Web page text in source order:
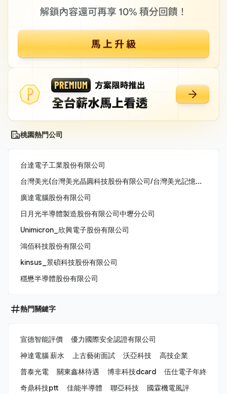
桃園熱門公司
台達電子工業股份有限公司
台灣美光(台灣美光晶圓科技股份有限公司/台灣美光記憶體股份有限公司/美商美光亞太科技股份有限公司)
廣達電腦股份有限公司
日月光半導體製造股份有限公司中壢分公司
Unimicron_欣興電子股份有限公司
鴻佰科技股份有限公司
kinsus_景碩科技股份有限公司
穩懋半導體股份有限公司
熱門關鍵字
宣德智能評價
優力國際安全認證有限公司
神達電腦 薪水
上古藝術面試 沃亞科技
高技企業
普泰光電
關東鑫林待遇 博非科技dcard
伍仕電子年終
奇鼎科技ptt
佳能半導體 聯亞科技
國霖機電風評